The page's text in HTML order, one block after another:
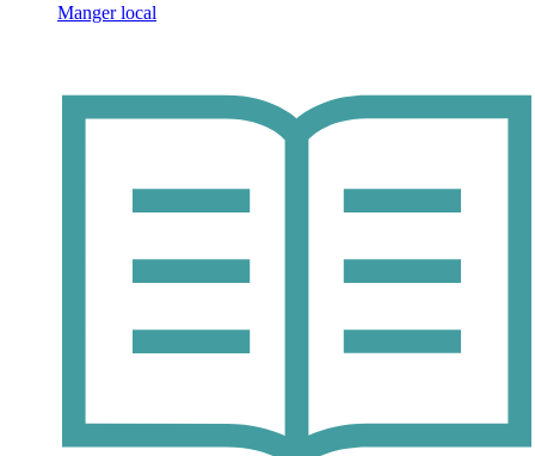
Manger local